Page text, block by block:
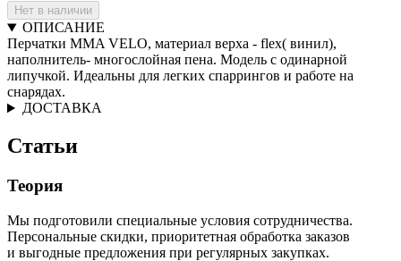
Нет в наличии
ОПИСАНИЕ
Перчатки MMA VELO, материал верха - flex( винил),
наполнитель- многослойная пена. Модель с одинарной
липучкой. Идеальны для легких спаррингов и работе на
снарядах.
ДОСТАВКА
Статьи
Теория
Мы подготовили специальные условия сотрудничества.
Персональные скидки, приоритетная обработка заказов
и выгодные предложения при регулярных закупках.